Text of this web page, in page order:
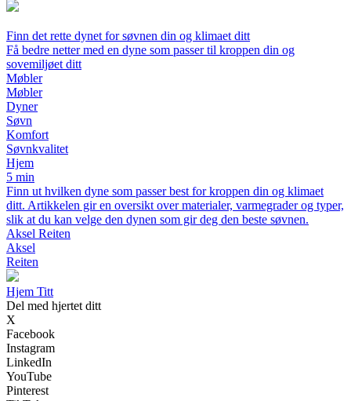
Finn det rette dynet for søvnen din og klimaet ditt
Få bedre netter med en dyne som passer til kroppen din og
sovemiljøet ditt
Møbler
Møbler
Dyner
Søvn
Komfort
Søvnkvalitet
Hjem
5 min
Finn ut hvilken dyne som passer best for kroppen din og klimaet
ditt. Artikkelen gir en oversikt over materialer, varmegrader og typer,
slik at du kan velge den dynen som gir deg den beste søvnen.
Aksel Reiten
Aksel
Reiten
Hjem Titt
Del med hjertet ditt
X
Facebook
Instagram
LinkedIn
YouTube
Pinterest